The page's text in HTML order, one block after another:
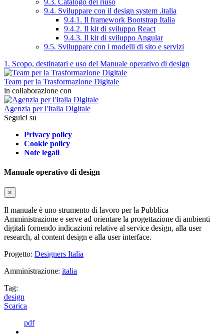
9.4. Sviluppare con il design system .italia
9.4.1. Il framework Bootstrap Italia
9.4.2. Il kit di sviluppo React
9.4.3. Il kit di sviluppo Angular
9.5. Sviluppare con i modelli di sito e servizi
1. Scopo, destinatari e uso del Manuale operativo di design
Team per la Trasformazione Digitale
in collaborazione con
Agenzia per l'Italia Digitale
Seguici su
Privacy policy
Cookie policy
Note legali
Manuale operativo di design
×
Il manuale è uno strumento di lavoro per la Pubblica
Amministrazione e serve ad orientare la progettazione di ambienti
digitali fornendo indicazioni relative al service design, alla user
research, al content design e alla user interface.
Progetto: Designers Italia
Amministrazione: italia
Tag:
design
Scarica
pdf